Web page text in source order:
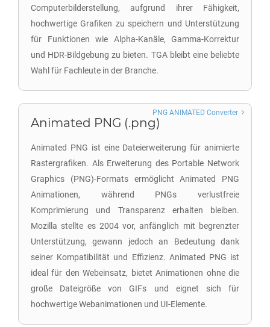
Computerbilderstellung, aufgrund ihrer Fähigkeit,
hochwertige Grafiken zu speichern und Unterstützung
für Funktionen wie Alpha-Kanäle, Gamma-Korrektur
und HDR-Bildgebung zu bieten. TGA bleibt eine beliebte
Wahl für Fachleute in der Branche.
Animated PNG (.png)
Animated PNG ist eine Dateierweiterung für animierte
Rastergrafiken. Als Erweiterung des Portable Network
Graphics (PNG)-Formats ermöglicht Animated PNG
Animationen, während PNGs verlustfreie
Komprimierung und Transparenz erhalten bleiben.
Mozilla stellte es 2004 vor, anfänglich mit begrenzter
Unterstützung, gewann jedoch an Bedeutung dank
seiner Kompatibilität und Effizienz. Animated PNG ist
ideal für den Webeinsatz, bietet Animationen ohne die
große Dateigröße von GIFs und eignet sich für
hochwertige Webanimationen und UI-Elemente.
PNG ANIMATED Converter